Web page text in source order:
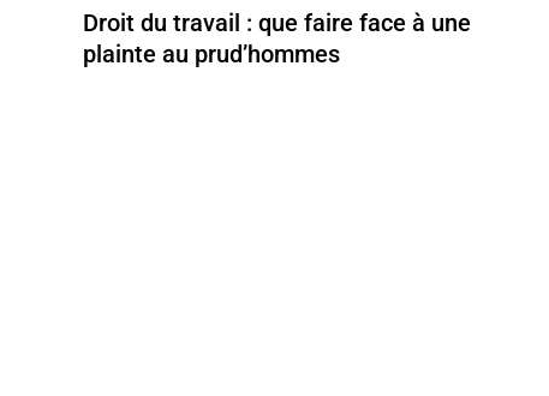
Droit du travail : que faire face à une
plainte au prud’hommes